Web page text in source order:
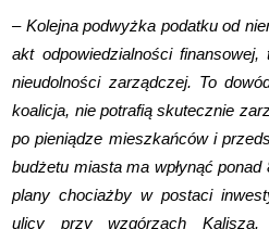
– Kolejna podwyżka podatku od
akt odpowiedzialności
nieudolności zarządczej. To
koalicja, nie potrafią skutecznie
po pieniądze mieszkańców i
budżetu miasta ma wpłynąć
plany chociażby w postaci
ulicy przy wzgórzach Kalisza.